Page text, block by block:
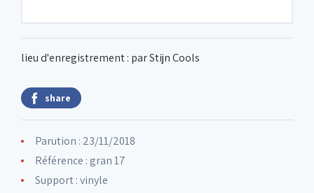
lieu d'enregistrement : par Stijn Cools
share
Parution : 23/11/2018
Référence : gran 17
Support : vinyle